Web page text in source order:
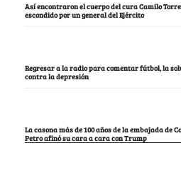
Así encontraron el cuerpo del cura Camilo
escondido por un general del Ejército
Regresar a la radio para comentar fútbol, la
contra la depresión
La casona más de 100 años de la embajada de
Petro afinó su cara a cara con Trump